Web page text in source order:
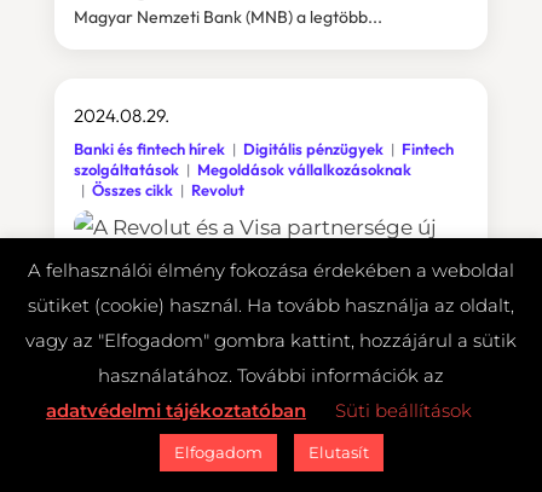
Magyar Nemzeti Bank (MNB) a legtöbb...
2024.08.29.
Banki és fintech hírek Digitális pénzügyek
Fintech
szolgáltatások
Megoldások vállalkozásoknak
Összes cikk
Revolut
A felhasználói élmény fokozása érdekében a weboldal
sütiket (cookie) használ. Ha tovább használja az oldalt,
vagy az "Elfogadom" gombra kattint, hozzájárul a sütik
használatához. További információk az
adatvédelmi tájékoztatóban
Süti beállítások
Elfogadom Elutasít